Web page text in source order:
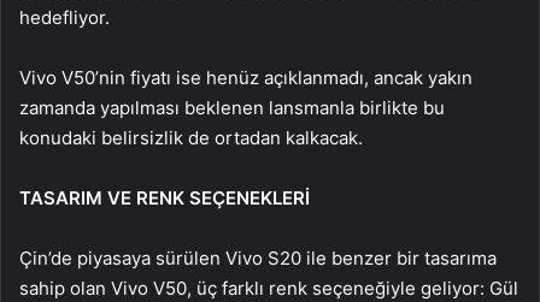
hedefliyor.
Vivo V50’nin fiyatı ise henüz açıklanmadı, ancak yakın
zamanda yapılması beklenen lansmanla birlikte bu
konudaki belirsizlik de ortadan kalkacak.
TASARIM VE RENK SEÇENEKLERİ
Çin’de piyasaya sürülen Vivo S20 ile benzer bir tasarıma
sahip olan Vivo V50, üç farklı renk seçeneğiyle geliyor: Gül